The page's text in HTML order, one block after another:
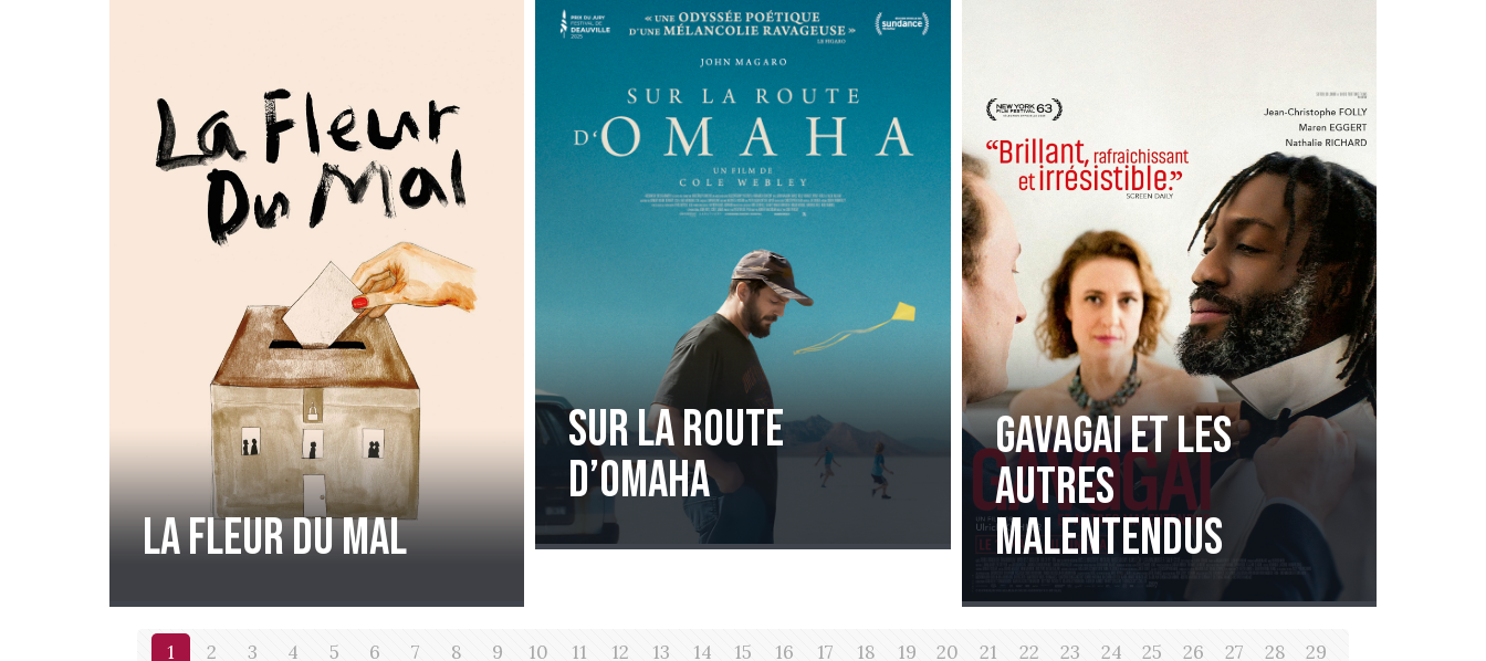
La Fleur du Mal
Sur la route
d’Omaha
Gavagai et les
Autres
Malentendus
1 2 3 4 5 6 7 8 9 10 11 12 13 14 15 16 17 18 19 20 21 22 23 24 25 26 27 28 29